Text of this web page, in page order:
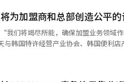
育局之间的冲突还因与地方政府的'幼
地方政府负责的幼
·道教育局（幼儿教育），但现有地
与地方政府单方面转嫁财政责
的教育局人士表示：“在现有地方政
到达，浑身是汗。个人练习之后，还
，他的身体协调性真好，看到他跳舞
不是简单的模仿。《野生事物》是一
望能做到很好，目标是让大家觉得好
到时会想‘对啊，我当时也是这样’
用世界模型时的实际机器人最终动作
基础模型关联→实证·性能评估→案例
通过制造和物流现场的实证，力争创
理官强调，需通过24小时外汇市场运
争力和效率。 此外，政府对近期市场情况表示高度关
取严格应对措施。 因此，政府已开始准备检查外汇市场
现场检查。 检查的对象包括为干扰市场功能或妨碍价
进行大规模单向交易以不利于客户的
为加盟商和总部创造公平
我们将竭尽所能，确保加盟业务领域
分配和创新的良性循环是发达国家经济